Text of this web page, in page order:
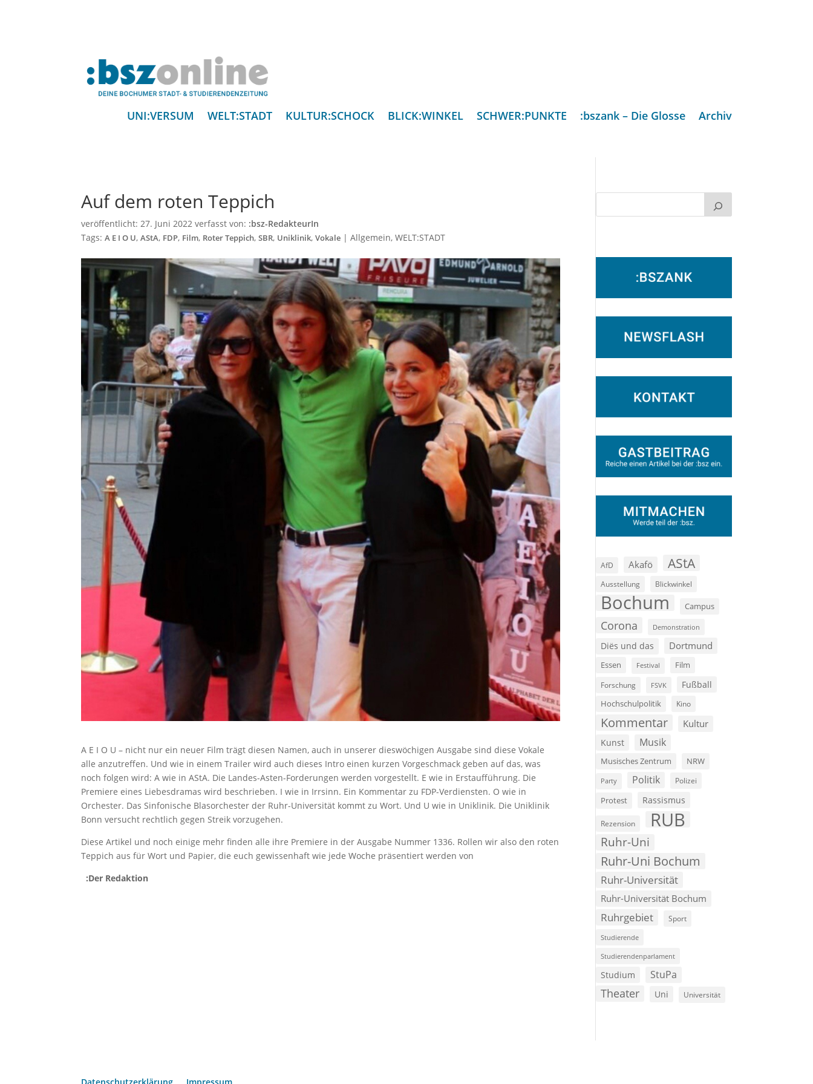
UNI:VERSUM WELT:STADT KULTUR:SCHOCK BLICK:WINKEL SCHWER:PUNKTE :bszank – Die Glosse Archiv
Auf dem roten Teppich
veröffentlicht:27. Juni 2022 verfasst von: :bsz-RedakteurIn
Tags:A E I O U,AStA, FDP, Film, Roter Teppich,SBR, Uniklinik,Vokale |Allgemein,WELT:STADT
A E I O U – nicht nur ein neuer Film trägt diesen Namen, auch in unserer dieswöchigen Ausgabe sind diese Vokale
alle anzutreffen. Und wie in einem Trailer wird auch dieses Intro einen kurzen Vorgeschmack geben auf das, was
noch folgen wird: A wie in AStA. Die Landes-Asten-Forderungen werden vorgestellt. E wie in Erstaufführung. Die
Premiere eines Liebesdramas wird beschrieben. I wie in Irrsinn. Ein Kommentar zu FDP-Verdiensten. O wie in
Orchester. Das Sinfonische Blasorchester der Ruhr-Universität kommt zu Wort. Und U wie in Uniklinik. Die Uniklinik
Bonn versucht rechtlich gegen Streik vorzugehen.
Diese Artikel und noch einige mehr finden alle ihre Premiere in der Ausgabe Nummer 1336. Rollen wir also den roten
Teppich aus für Wort und Papier, die euch gewissenhaft wie jede Woche präsentiert werden von
:Der Redaktion
AfD Akafö AStA
Ausstellung Blickwinkel
Bochum Campus
Corona Demonstration
Diës und das Dortmund
Essen Festival Film
Forschung FSVK Fußball
Hochschulpolitik Kino
Kommentar Kultur
Kunst Musik
Musisches Zentrum NRW
Party Politik Polizei
Protest Rassismus
Rezension RUB
Ruhr-Uni
Ruhr-Uni Bochum
Ruhr-Universität
Ruhr-Universität Bochum
Ruhrgebiet Sport
Studierende
Studierendenparlament
Studium StuPa
Theater Uni Universität